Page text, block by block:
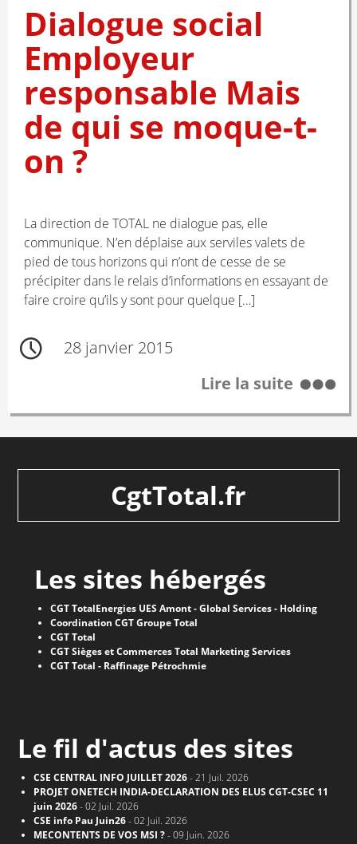
Dialogue social
Employeur
responsable Mais
de qui se moque-t-
on ?
La direction de TOTAL ne dialogue pas, elle
communique. N’en déplaise aux serviles valets de
pied de tous horizons qui n’ont de cesse de se
précipiter dans le relais d’informations en essayant de
faire croire qu’ils y sont pour quelque […]
28 janvier 2015
Lire la suite
CgtTotal.fr
Les sites hébergés
CGT TotalEnergies UES Amont - Global Services - Holding
Coordination CGT Groupe Total
CGT Total
CGT Sièges et Commerces Total Marketing Services
CGT Total - Raffinage Pétrochmie
Le fil d'actus des sites
CSE CENTRAL INFO JUILLET 2026- 21 Juil. 2026
PROJET ONETECH INDIA-DECLARATION DES ELUS CGT-CSEC 11
juin 2026- 02 Juil. 2026
CSE info Pau Juin26- 02 Juil. 2026
MECONTENTS DE VOS MSI ?- 09 Juin. 2026